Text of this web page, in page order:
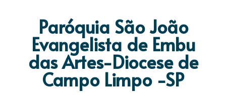
Paróquia São João
Evangelista de Embu
das Artes-Diocese de
Campo Limpo -SP